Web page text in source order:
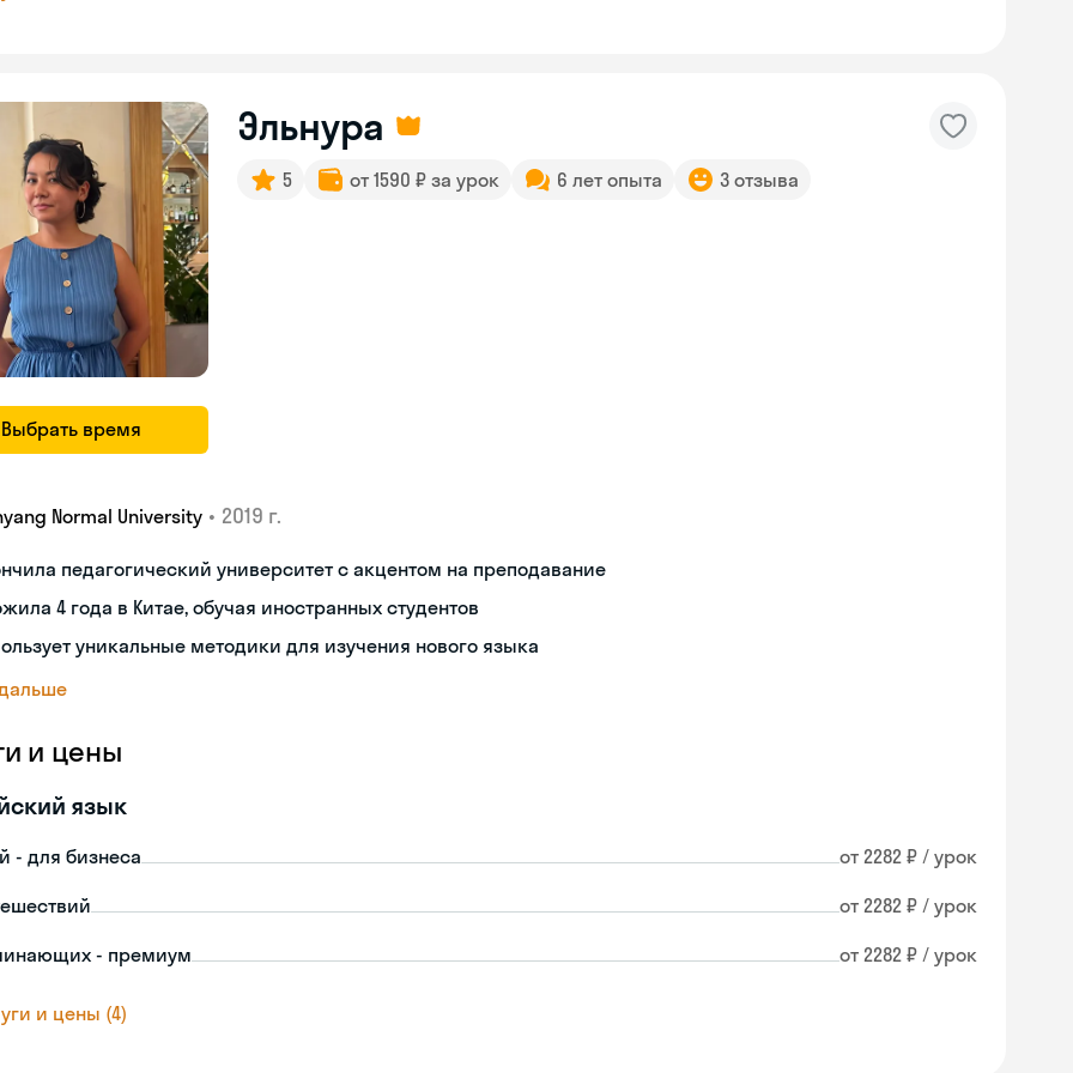
Выбрать время
Эльнура
5 от 1590 ₽ за урок 6 лет опыта 3 отзыва
Normal University • 2019 г.
педагогический университет с акцентом на преподавание
4 года в Китае, обучая иностранных студентов
уникальные методики для изучения нового языка
и цены
язык
- для бизнеса от 2282 ₽ / урок
от 2282 ₽ / урок
- премиум от 2282 ₽ / урок
и цены (4)